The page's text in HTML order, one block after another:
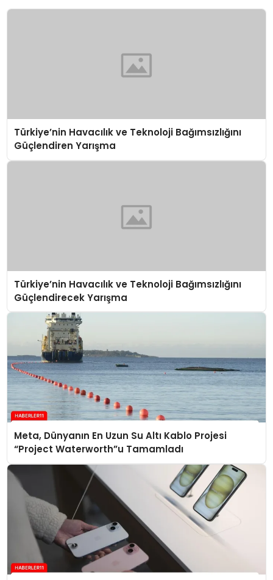
Türkiye’nin Havacılık ve Teknoloji Bağımsızlığını
Güçlendiren Yarışma
Türkiye’nin Havacılık ve Teknoloji Bağımsızlığını
Güçlendirecek Yarışma
Meta, Dünyanın En Uzun Su Altı Kablo Projesi
“Project Waterworth”u Tamamladı